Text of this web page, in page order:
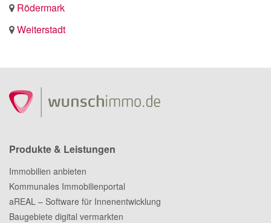
Rödermark
Weiterstadt
Produkte & Leistungen
Immobilien anbieten
Kommunales Immobilienportal
aREAL – Software für Innenentwicklung
Baugebiete digital vermarkten